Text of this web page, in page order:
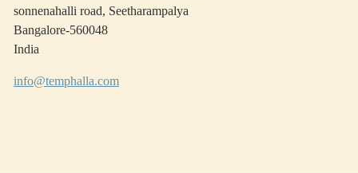
sonnenahalli road, Seetharampalya
Bangalore-560048
India
info@temphalla.com